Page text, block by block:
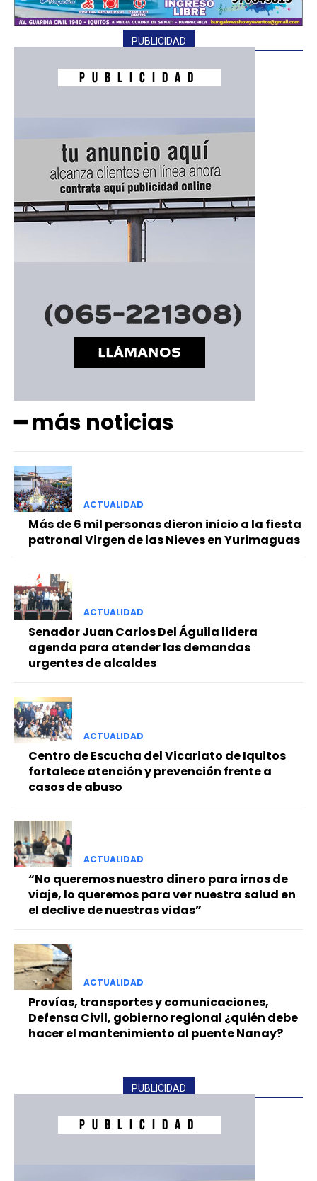
PUBLICIDAD
━ más noticias
ACTUALIDAD
Más de 6 mil personas dieron inicio a la fiesta
patronal Virgen de las Nieves en Yurimaguas
ACTUALIDAD
Senador Juan Carlos Del Águila lidera
agenda para atender las demandas
urgentes de alcaldes
ACTUALIDAD
Centro de Escucha del Vicariato de Iquitos
fortalece atención y prevención frente a
casos de abuso
ACTUALIDAD
“No queremos nuestro dinero para irnos de
viaje, lo queremos para ver nuestra salud en
el declive de nuestras vidas”
ACTUALIDAD
Provías, transportes y comunicaciones,
Defensa Civil, gobierno regional ¿quién debe
hacer el mantenimiento al puente Nanay?
PUBLICIDAD